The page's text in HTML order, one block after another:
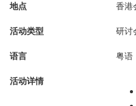
地点 香港
活动类型 研讨
语言 粤语
活动详情